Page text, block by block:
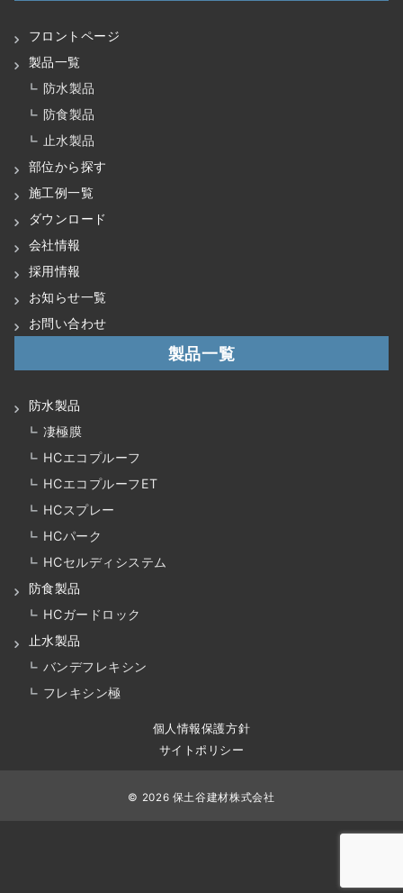
フロントページ
製品一覧
防水製品
防食製品
止水製品
部位から探す
施工例一覧
ダウンロード
会社情報
採用情報
お知らせ一覧
お問い合わせ
製品一覧
防水製品
凄極膜
HCエコプルーフ
HCエコプルーフET
HCスプレー
HCパーク
HCセルディシステム
防食製品
HCガードロック
止水製品
バンデフレキシン
フレキシン極
個人情報保護方針
サイトポリシー
© 2026 保土谷建材株式会社